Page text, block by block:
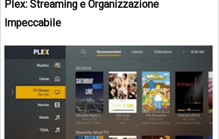
Plex: Streaming e Organizzazione
Impeccabile